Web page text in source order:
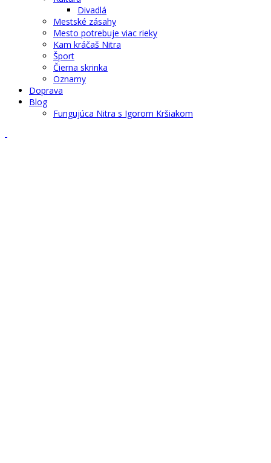
Divadlá
Mestské zásahy
Mesto potrebuje viac rieky
Kam kráčaš Nitra
Šport
Čierna skrinka
Oznamy
Doprava
Blog
Fungujúca Nitra s Igorom Kršiakom